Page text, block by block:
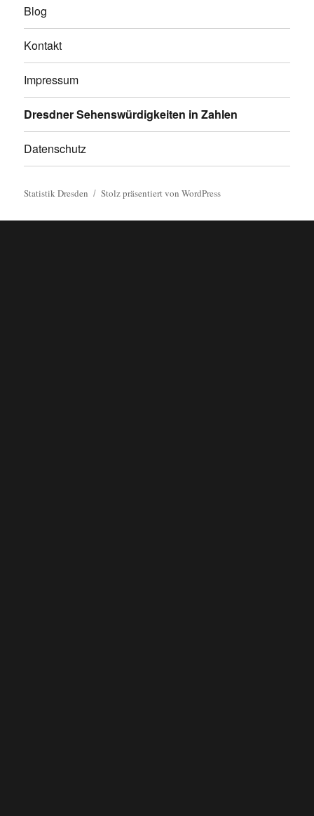
Blog
Kontakt
Impressum
Dresdner Sehenswürdigkeiten in Zahlen
Datenschutz
Statistik Dresden Stolz präsentiert von WordPress